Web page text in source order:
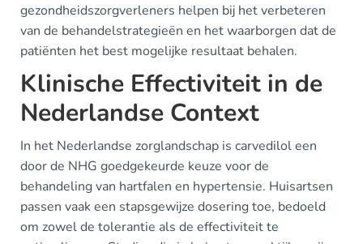
gezondheidszorgverleners helpen bij het verbeteren
van de behandelstrategieën en het waarborgen dat de
patiënten het best mogelijke resultaat behalen.
Klinische Effectiviteit in de
Nederlandse Context
In het Nederlandse zorglandschap is carvedilol een
door de NHG goedgekeurde keuze voor de
behandeling van hartfalen en hypertensie. Huisartsen
passen vaak een stapsgewijze dosering toe, bedoeld
om zowel de tolerantie als de effectiviteit te